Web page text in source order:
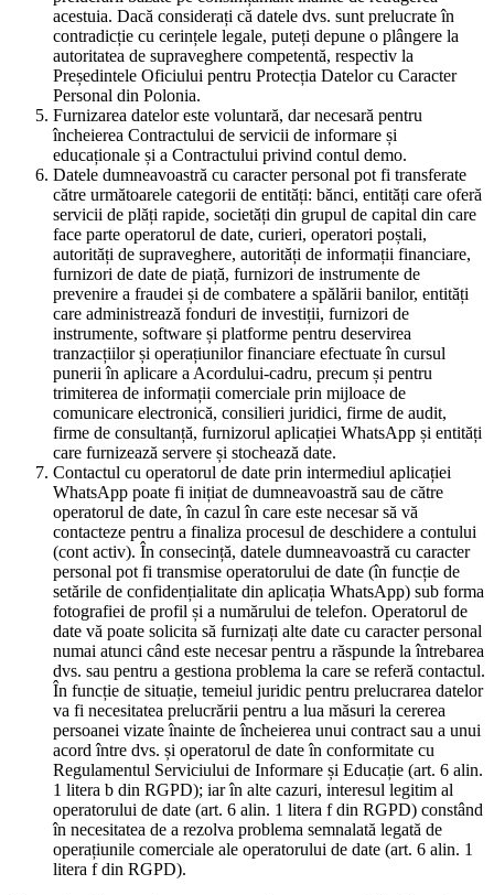
acestuia. Dacă considerați că datele dvs. sunt prelucrate în
contradicție cu cerințele legale, puteți depune o plângere la
autoritatea de supraveghere competentă, respectiv la
Președintele Oficiului pentru Protecția Datelor cu Caracter
Personal din Polonia.
Furnizarea datelor este voluntară, dar necesară pentru
încheierea Contractului de servicii de informare și
educaționale și a Contractului privind contul demo.
Datele dumneavoastră cu caracter personal pot fi transferate
către următoarele categorii de entități: bănci, entități care oferă
servicii de plăți rapide, societăți din grupul de capital din care
face parte operatorul de date, curieri, operatori poștali,
autorități de supraveghere, autorități de informații financiare,
furnizori de date de piață, furnizori de instrumente de
prevenire a fraudei și de combatere a spălării banilor, entități
care administrează fonduri de investiții, furnizori de
instrumente, software și platforme pentru deservirea
tranzacțiilor și operațiunilor financiare efectuate în cursul
punerii în aplicare a Acordului-cadru, precum și pentru
trimiterea de informații comerciale prin mijloace de
comunicare electronică, consilieri juridici, firme de audit,
firme de consultanță, furnizorul aplicației WhatsApp și entități
care furnizează servere și stochează date.
Contactul cu operatorul de date prin intermediul aplicației
WhatsApp poate fi inițiat de dumneavoastră sau de către
operatorul de date, în cazul în care este necesar să vă
contacteze pentru a finaliza procesul de deschidere a contului
(cont activ). În consecință, datele dumneavoastră cu caracter
personal pot fi transmise operatorului de date (în funcție de
setările de confidențialitate din aplicația WhatsApp) sub forma
fotografiei de profil și a numărului de telefon. Operatorul de
date vă poate solicita să furnizați alte date cu caracter personal
numai atunci când este necesar pentru a răspunde la întrebarea
dvs. sau pentru a gestiona problema la care se referă contactul.
În funcție de situație, temeiul juridic pentru prelucrarea datelor
va fi necesitatea prelucrării pentru a lua măsuri la cererea
persoanei vizate înainte de încheierea unui contract sau a unui
acord între dvs. și operatorul de date în conformitate cu
Regulamentul Serviciului de Informare și Educație (art. 6 alin.
1 litera b din RGPD); iar în alte cazuri, interesul legitim al
operatorului de date (art. 6 alin. 1 litera f din RGPD) constând
în necesitatea de a rezolva problema semnalată legată de
operațiunile comerciale ale operatorului de date (art. 6 alin. 1
litera f din RGPD).